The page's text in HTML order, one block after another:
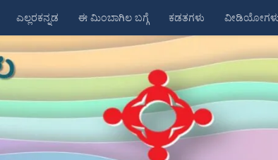
ಎಲ್ಲರಕನ್ನಡ ಈ ಮಿಂಬಾಗಿಲ ಬಗ್ಗೆ ಕಡತಗಳು